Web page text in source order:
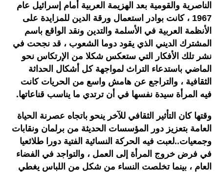
الناصرية والقومية بعد الهزيمة العربية أمام إسرائيل عام
1967 ، كانت بوادر استعمال ورقة الدين للمزايدة على
الأنظمة العربية في الأسلمة والتدين ونقد الواقع باسم
المشترك الديني الذي يقود دوما الشعوب ، قد نجحت في
نشر تلك الأفكار التي ستعكس شكلا من الإرتكاس نحو
الماضي باستدعاء التراث لمواجهة كل أشكال الحداثة
الثقافية ، والتراجع عن هامش واسع من الحريات كانت
فيه المرأة سيدة نفسها في أن ترتدي ما يناسب قناعاتها.
وقتها كان التأثير الثقافي للآخر ينحو باتجاه عصرنة الحياة
العامة بتعزيز دور المؤسسات الحديثة من برلمان ونقابات
وجمعيات..لعبت فيه الحركة النسائية الفتية دورا طلائعيا
في فرض خروج المرأة إلى العمل ، والتواجد في الفضاء
العام ، بينما تخلصت النساء من شكل من اللباس يغطي